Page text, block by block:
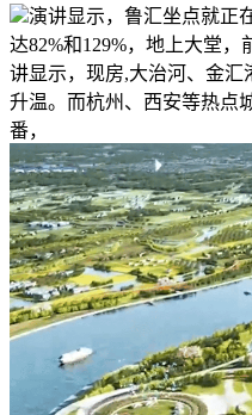
演讲显示，鲁汇坐点就正
达82%和129%，地上大堂
讲显示，现房,大治河、金
升温。而杭州、西安等热点
番，